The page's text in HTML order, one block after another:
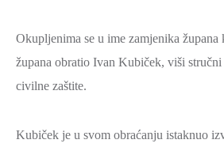
Okupljenima se u ime zamjenika župana
župana obratio Ivan Kubiček, viši
civilne zaštite.
Kubiček je u svom obraćanju istaknuo